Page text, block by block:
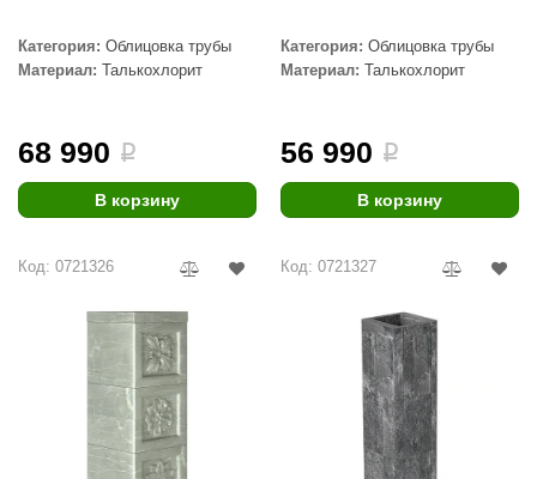
Категория: Облицовка трубы
Материал: Талькохлорит
68 990 i
В корзину
Категория: Облицовка трубы
Материал: Талькохлорит
56 990 i
В корзину
Код: 0721326 Код: 0721327